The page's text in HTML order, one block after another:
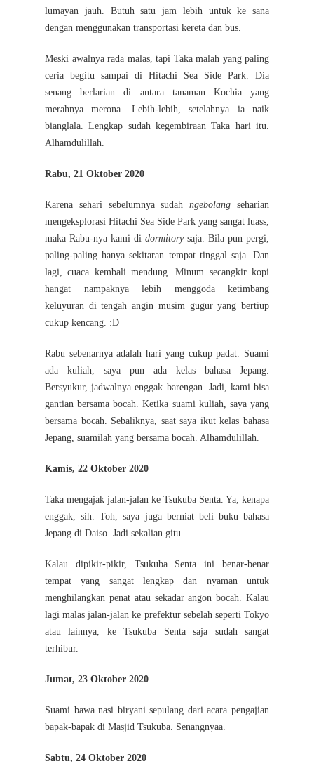
lumayan jauh. Butuh satu jam lebih untuk ke sana
dengan menggunakan transportasi kereta dan bus.
Meski awalnya rada malas, tapi Taka malah yang paling
ceria begitu sampai di Hitachi Sea Side Park. Dia
senang berlarian di antara tanaman Kochia yang
merahnya merona. Lebih-lebih, setelahnya ia naik
bianglala. Lengkap sudah kegembiraan Taka hari itu.
Alhamdulillah.
Rabu, 21 Oktober 2020
Karena sehari sebelumnya sudahngebolang seharian
mengeksplorasi Hitachi Sea Side Park yang sangat luass,
maka Rabu-nya kami di dormitorysaja. Bila pun pergi,
paling-paling hanya sekitaran tempat tinggal saja. Dan
lagi, cuaca kembali mendung. Minum secangkir kopi
hangat nampaknya lebih menggoda ketimbang
keluyuran di tengah angin musim gugur yang bertiup
cukup kencang. :D
Rabu sebenarnya adalah hari yang cukup padat. Suami
ada kuliah, saya pun ada kelas bahasa Jepang.
Bersyukur, jadwalnya enggak barengan. Jadi, kami bisa
gantian bersama bocah. Ketika suami kuliah, saya yang
bersama bocah. Sebaliknya, saat saya ikut kelas bahasa
Jepang, suamilah yang bersama bocah. Alhamdulillah.
Kamis, 22 Oktober 2020
Taka mengajak jalan-jalan ke Tsukuba Senta. Ya, kenapa
enggak, sih. Toh, saya juga berniat beli buku bahasa
Jepang di Daiso. Jadi sekalian gitu.
Kalau dipikir-pikir, Tsukuba Senta ini benar-benar
tempat yang sangat lengkap dan nyaman untuk
menghilangkan penat atau sekadar angon bocah. Kalau
lagi malas jalan-jalan ke prefektur sebelah seperti Tokyo
atau lainnya, ke Tsukuba Senta saja sudah sangat
terhibur.
Jumat, 23 Oktober 2020
Suami bawa nasi biryani sepulang dari acara pengajian
bapak-bapak di Masjid Tsukuba. Senangnyaa.
Sabtu, 24 Oktober 2020